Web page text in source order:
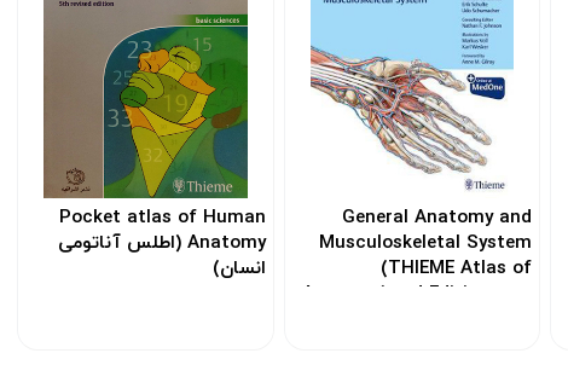
General Anatomy and
Musculoskeletal System
(THIEME Atlas of
Anatomy) 3rd Edition 2020
Pocket atlas of Human
Anatomy (اطلس آناتومی
انسان)